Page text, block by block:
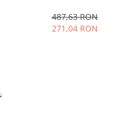
487,63 RON
271,04 RON